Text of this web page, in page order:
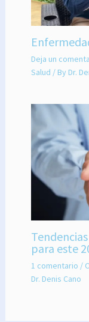
Deja un
Salud / By Dr.
para este
1 comentario /
Dr. Denis Cano